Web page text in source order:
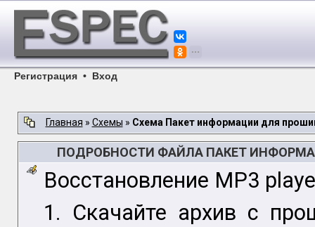
Регистрация • Вход
Главная » Схемы » Схема Пакет информации для
ПОДРОБНОСТИ ФАЙЛА ПАКЕТ
Восстановление MP3
1. Скачайте архив с